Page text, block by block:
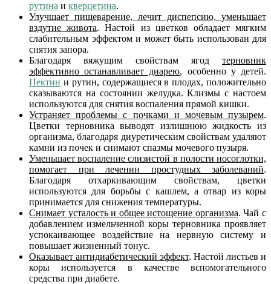
рутина и кверцетина.
Улучшает пищеварение, лечит диспепсию, уменьшает
вздутие живота. Настой из цветков обладает мягким
слабительным эффектом и может быть использован для
снятия запора.
Благодаря вяжущим свойствам ягод терновник
эффективно останавливает диарею, особенно у детей.
Пектин и рутин, содержащиеся в плодах, положительно
сказываются на состоянии желудка. Клизмы с настоем
используются для снятия воспаления прямой кишки.
Устраняет проблемы с почками и мочевым пузырем.
Цветки терновника выводят излишнюю жидкость из
организма, благодаря диуретическим свойствам удаляют
камни из почек и снимают спазмы мочевого пузыря.
Уменьшает воспаление слизистой в полости носоглотки,
помогает при лечении простудных заболеваний.
Благодаря отхаркивающим свойствам, цветки
используются для борьбы с кашлем, а отвар из коры
принимается для снижения температуры.
Снимает усталость и общее истощение организма. Чай с
добавлением измельченной коры терновника проявляет
успокаивающее воздействие на нервную систему и
повышает жизненный тонус.
Оказывает антидиабетический эффект. Настой листьев и
коры используется в качестве вспомогательного
средства при диабете.